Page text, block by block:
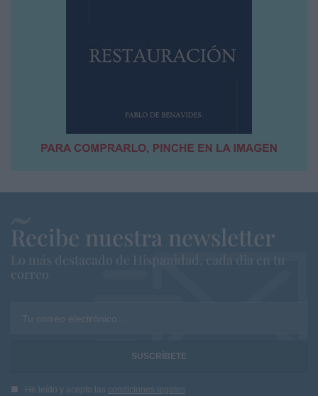
Recibe nuestra newsletter
Lo más destacado de Hispanidad, cada dia en tu
correo
Tu correo electrónico...
He leído y acepto las condiciones legales